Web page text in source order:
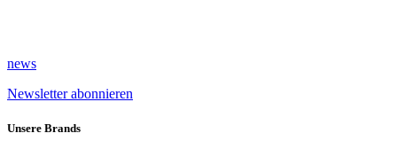
news
Newsletter abonnieren
Unsere Brands